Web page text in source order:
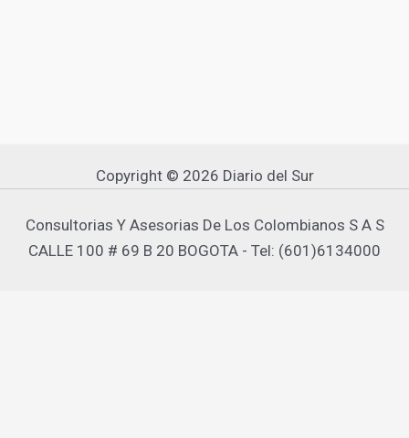
Copyright © 2026 Diario del Sur
Consultorias Y Asesorias De Los Colombianos S A S
CALLE 100 # 69 B 20 BOGOTA - Tel: (601)6134000